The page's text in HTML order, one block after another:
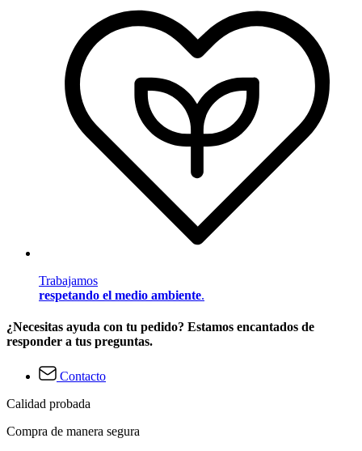
Trabajamos
respetando el medio ambiente.
¿Necesitas ayuda con tu pedido? Estamos encantados de
responder a tus preguntas.
Contacto
Calidad probada
Compra de manera segura